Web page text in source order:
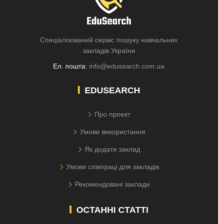
Спеціалізований сервіс пошуку навчальних
закладів України
Ел. пошта: info@edusearch.com.ua
EDUSEARCH
Про проект
Умови використання
Як додати заклад
Умови співпраці для закладів
Рекомендовані заклади
ОСТАННІ СТАТТІ